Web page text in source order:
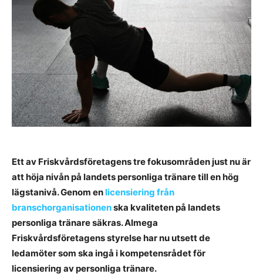
Ett av Friskvårdsföretagens tre fokusområden just nu är
att höja nivån på landets personliga tränare till en hög
lägstanivå. Genom enlicensiering från
branschorganisationenska kvaliteten på landets
personliga tränare säkras. Almega
Friskvårdsföretagens styrelse har nu utsett de
ledamöter som ska ingå i kompetensrådet för
licensiering av personliga tränare.